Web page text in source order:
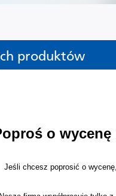
produktów